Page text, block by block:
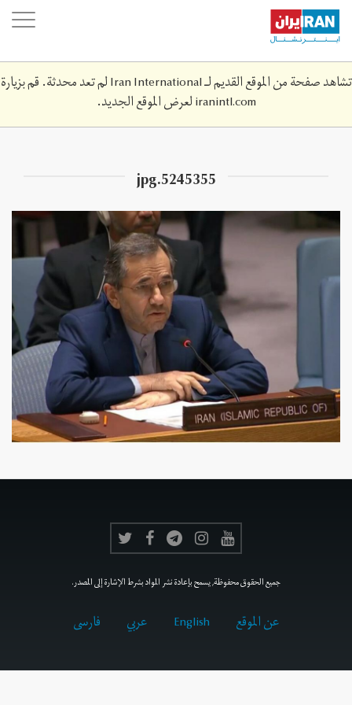
Skip
main
content
تشاهد صفحة من الموقع القديم لـ Iran International لم تعد محدثة. قم بزيارة
iranintl.comلعرض الموقع الجديد.
5245355.jpg
جميع الحقوق محفوظة, يسمح بإعادة نشر المواد بشرط الإشارة إلى المصدر.
عن الموقع English عربي فارسى